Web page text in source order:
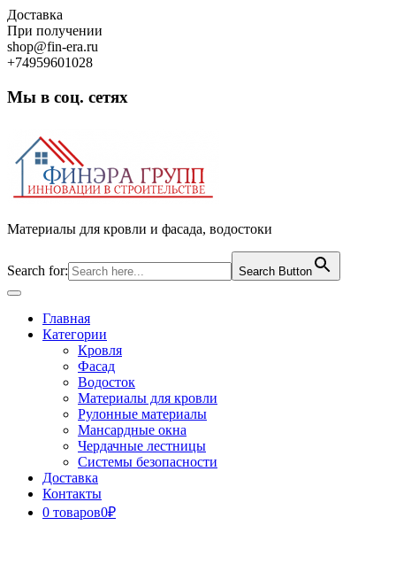
Skip
to
content
Доставка
При получении
shop@fin-era.ru
+74959601028
Мы в соц. сетях
Материалы для кровли и фасада, водостоки
Search for: Search Button
Open
ButtonГлавная
Категории
Кровля
Фасад
Водосток
Материалы для кровли
Рулонные материалы
Мансардные окна
Чердачные лестницы
Системы безопасности
Доставка
Контакты
0 товаров0₽